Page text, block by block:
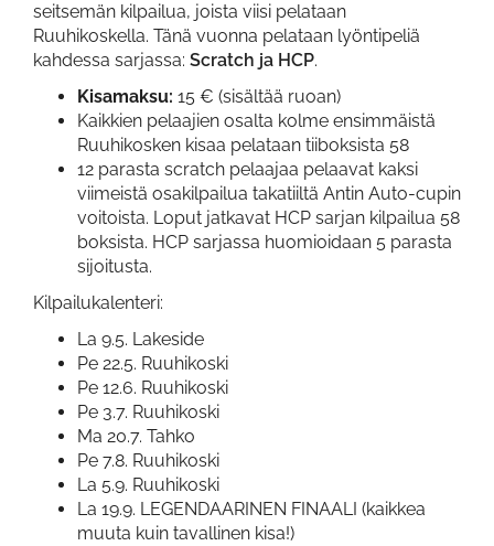
seitsemän kilpailua, joista viisi pelataan
Ruuhikoskella. Tänä vuonna pelataan lyöntipeliä
kahdessa sarjassa: Scratch ja HCP.
Kisamaksu: 15 € (sisältää ruoan)
Kaikkien pelaajien osalta kolme ensimmäistä
Ruuhikosken kisaa pelataan tiiboksista 58
12 parasta scratch pelaajaa pelaavat kaksi
viimeistä osakilpailua takatiiltä Antin Auto-cupin
voitoista. Loput jatkavat HCP sarjan kilpailua 58
boksista. HCP sarjassa huomioidaan 5 parasta
sijoitusta.
Kilpailukalenteri:
La 9.5. Lakeside
Pe 22.5. Ruuhikoski
Pe 12.6. Ruuhikoski
Pe 3.7. Ruuhikoski
Ma 20.7. Tahko
Pe 7.8. Ruuhikoski
La 5.9. Ruuhikoski
La 19.9. LEGENDAARINEN FINAALI (kaikkea
muuta kuin tavallinen kisa!)